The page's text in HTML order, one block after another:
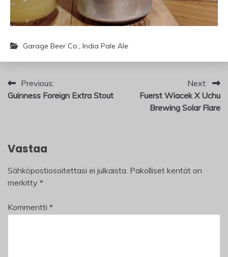
Garage Beer Co., India Pale Ale
Artikkelien
selaus
Previous:
Guinness Foreign Extra Stout
Next:
Fuerst Wiacek X Uchu
Brewing Solar Flare
Vastaa
Sähköpostiosoitettasi ei julkaista. Pakolliset kentät on
merkitty *
Kommentti *